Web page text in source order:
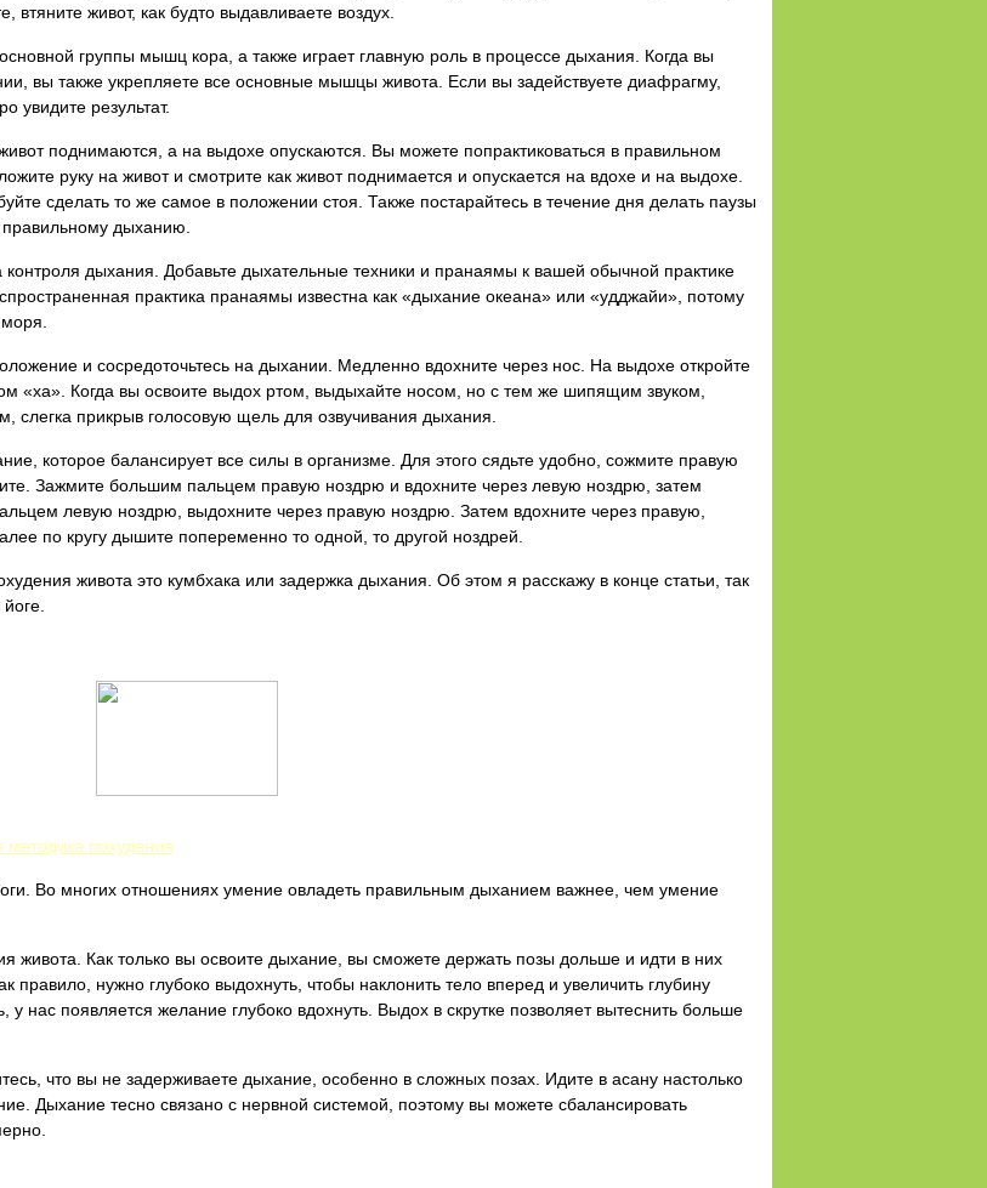
живот, как будто выдавливаете воздух.
группы мышц кора, а также играет главную роль в процессе дыхания. Когда вы
вы также укрепляете все основные мышцы живота. Если вы задействуете диафрагму,
увидите результат.
поднимаются, а на выдохе опускаются. Вы можете попрактиковаться в правильном
руку на живот и смотрите как живот поднимается и опускается на вдохе и на выдохе.
сделать то же самое в положении стоя. Также постарайтесь в течение дня делать паузы
дыханию.
дыхания. Добавьте дыхательные техники и пранаямы к вашей обычной практике
практика пранаямы известна как «дыхание океана» или «удджайи», потому
и сосредоточьтесь на дыхании. Медленно вдохните через нос. На выдохе откройте
«ха». Когда вы освоите выдох ртом, выдыхайте носом, но с тем же шипящим звуком,
прикрыв голосовую щель для озвучивания дыхания.
которое балансирует все силы в организме. Для этого сядьте удобно, сожмите правую
Зажмите большим пальцем правую ноздрю и вдохните через левую ноздрю, затем
левую ноздрю, выдохните через правую ноздрю. Затем вдохните через правую,
по кругу дышите попеременно то одной, то другой ноздрей.
живота это кумбхака или задержка дыхания. Об этом я расскажу в конце статьи, так
похудения
Во многих отношениях умение овладеть правильным дыханием важнее, чем умение
живота. Как только вы освоите дыхание, вы сможете держать позы дольше и идти в них
нужно глубоко выдохнуть, чтобы наклонить тело вперед и увеличить глубину
нас появляется желание глубоко вдохнуть. Выдох в скрутке позволяет вытеснить больше
что вы не задерживаете дыхание, особенно в сложных позах. Идите в асану настолько
Дыхание тесно связано с нервной системой, поэтому вы можете сбалансировать